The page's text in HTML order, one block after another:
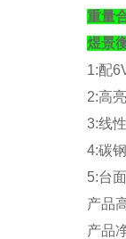
重量
煜景
1:配
2:高
3:线
4:碳
5:台
产品
产品